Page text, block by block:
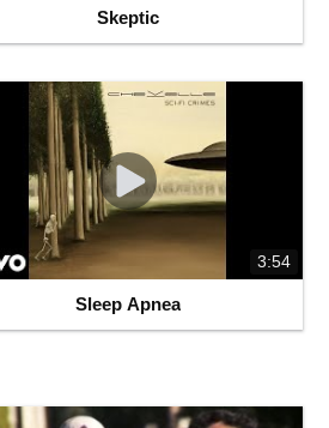
Skeptic
3:54
Sleep Apnea